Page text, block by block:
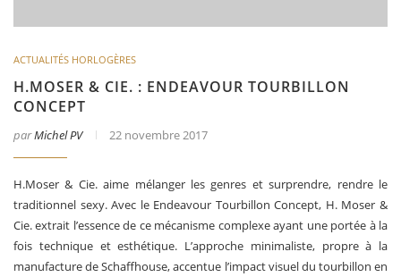
ACTUALITÉS HORLOGÈRES
H.MOSER & CIE. : ENDEAVOUR TOURBILLON
CONCEPT
parMichel PV 22 novembre 2017
H.Moser & Cie. aime mélanger les genres et surprendre, rendre le
traditionnel sexy. Avec le Endeavour Tourbillon Concept, H. Moser &
Cie. extrait l’essence de ce mécanisme complexe ayant une portée à la
fois technique et esthétique. L’approche minimaliste, propre à la
manufacture de Schaffhouse, accentue l’impact visuel du tourbillon en